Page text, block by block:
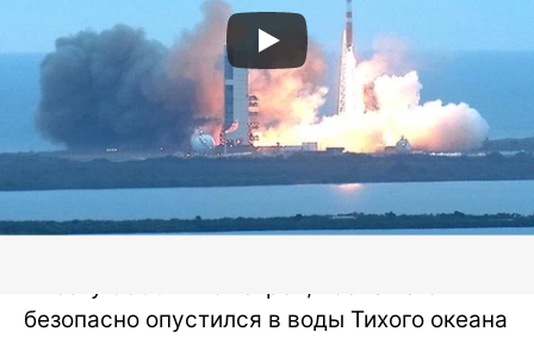
Космический корабль совершил два
безопасно опустился в воды Тихого океана